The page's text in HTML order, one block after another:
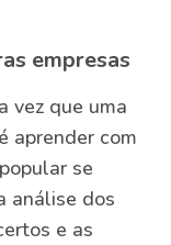
empresas
vez que uma
aprender com
se
análise dos
e as